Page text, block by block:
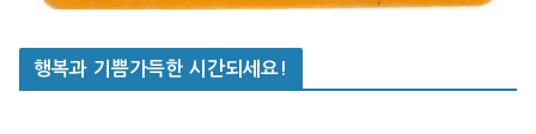
행복과 기쁨가득한 시간되세요!